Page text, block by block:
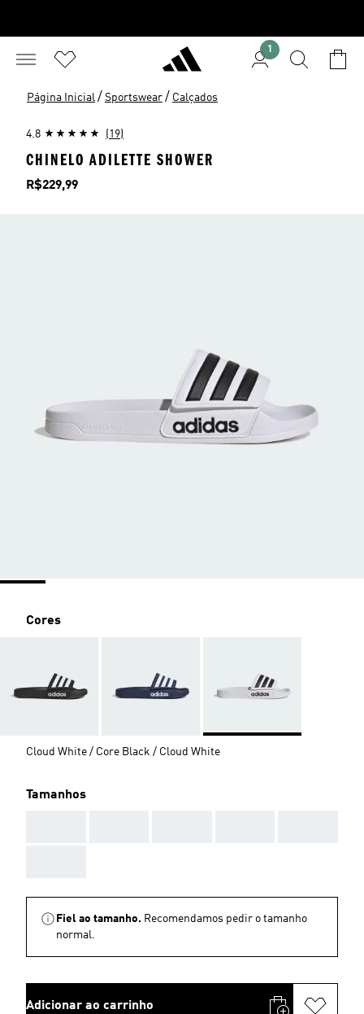
1
Página Inicial / Sportswear / Calçados
4.8 (19)
CHINELO ADILETTE SHOWER
Preço
R$229,99
Cores
Cloud White / Core Black / Cloud White
Tamanhos
Fiel ao tamanho. Recomendamos pedir o tamanho
normal.
Adicionar ao carrinho